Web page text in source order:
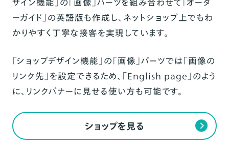
ーガイド」の英語版も作成し、ネットショップ上でもわ
かりやすく丁寧な接客を実現しています。
「ショップデザイン機能」の「画像」パーツでは「画像の
リンク先」を設定できるため、「English page」のよう
に、リンクバナーに見せる使い方も可能です。
ショップを見る